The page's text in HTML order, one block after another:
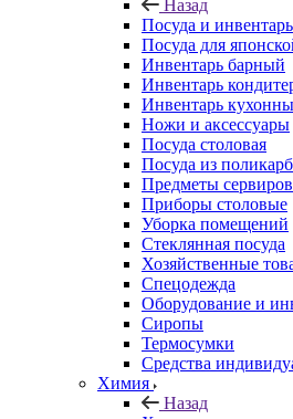
Назад
Посуда и инвентарь
Посуда для
Инвентарь барный
Инвентарь
Инвентарь
Ножи и аксессуары
Посуда столовая
Посуда из
Предметы
Приборы столовые
Уборка помещений
Стеклянная посуда
Хозяйственные
Спецодежда
Оборудование и
Сиропы
Термосумки
Средства
Химия
Назад